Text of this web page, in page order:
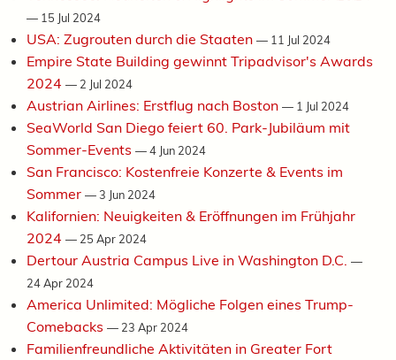
— 15 Jul 2024
USA: Zugrouten durch die Staaten — 11 Jul 2024
Empire State Building gewinnt Tripadvisor's Awards
2024 — 2 Jul 2024
Austrian Airlines: Erstflug nach Boston — 1 Jul 2024
SeaWorld San Diego feiert 60. Park-Jubiläum mit
Sommer-Events —4 Jun 2024
San Francisco: Kostenfreie Konzerte & Events im
Sommer —3 Jun 2024
Kalifornien: Neuigkeiten & Eröffnungen im Frühjahr
2024 — 25 Apr 2024
Dertour Austria Campus Live in Washington D.C. —
24 Apr 2024
America Unlimited: Mögliche Folgen eines Trump-
Comebacks — 23 Apr 2024
Familienfreundliche Aktivitäten in Greater Fort